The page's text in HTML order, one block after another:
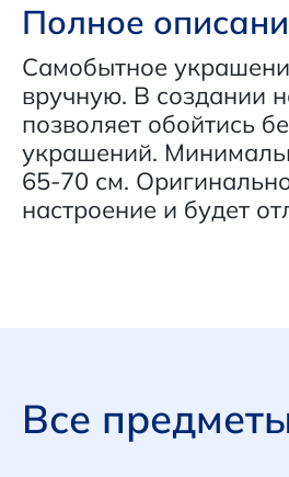
Полное
Самобытное
вручную. В создании
позволяет обойтись
украшений.
65-70 см.
настроение и будет
Все